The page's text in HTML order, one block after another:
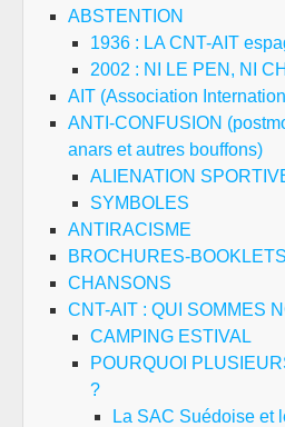
ABSTENTION
1936 : LA CNT-AIT
2002 : NI LE PEN, NI
AIT (Association
ANTI-CONFUSION
anars et autres bouffons)
ALIENATION
SYMBOLES
ANTIRACISME
BROCHURES-
CHANSONS
CNT-AIT : QUI SOMMES
CAMPING ESTIVAL
POURQUOI
?
La SAC Suédoise et